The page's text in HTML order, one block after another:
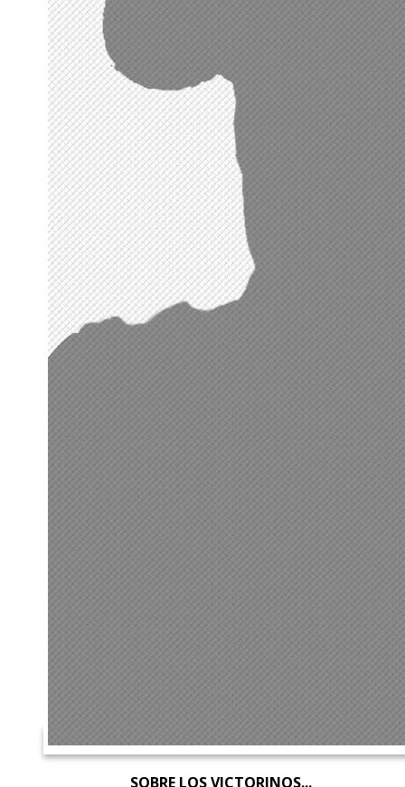
SOBRE LOS VICTORINOS...